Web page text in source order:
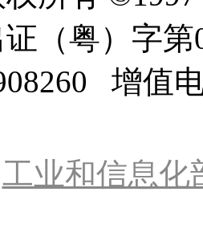
证（粤）字
增值
工业和信息化